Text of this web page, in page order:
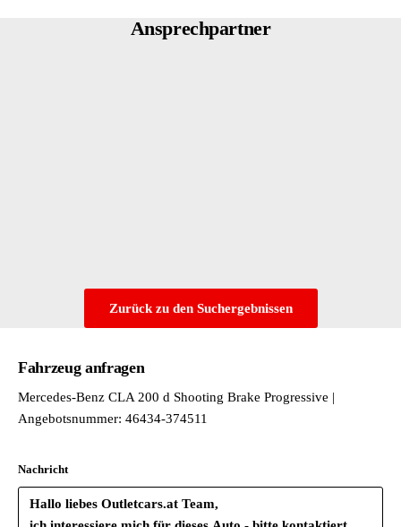
SPEED- + LOADINDEX 91W
Ansprechpartner
Zurück zu den Suchergebnissen
Fahrzeug anfragen
Mercedes-Benz CLA 200 d Shooting Brake Progressive |
Angebotsnummer: 46434-374511
Nachricht